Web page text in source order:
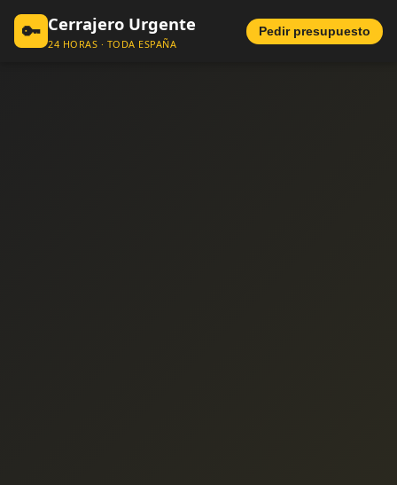
🔑 Cerrajero Urgente
24 HORAS · TODA ESPAÑA
Pedir presupuesto